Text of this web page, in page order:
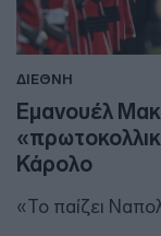
ΔΙΕΘΝΗ
Εμανουέλ
Κάρολο
«Το παίζει